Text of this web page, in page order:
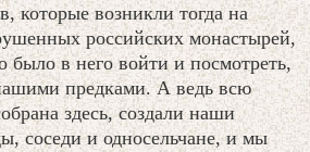
которые возникли тогда на
российских монастырей,
было в него войти и посмотреть,
предками. А ведь всю
здесь, создали наши
соседи и односельчане, и мы